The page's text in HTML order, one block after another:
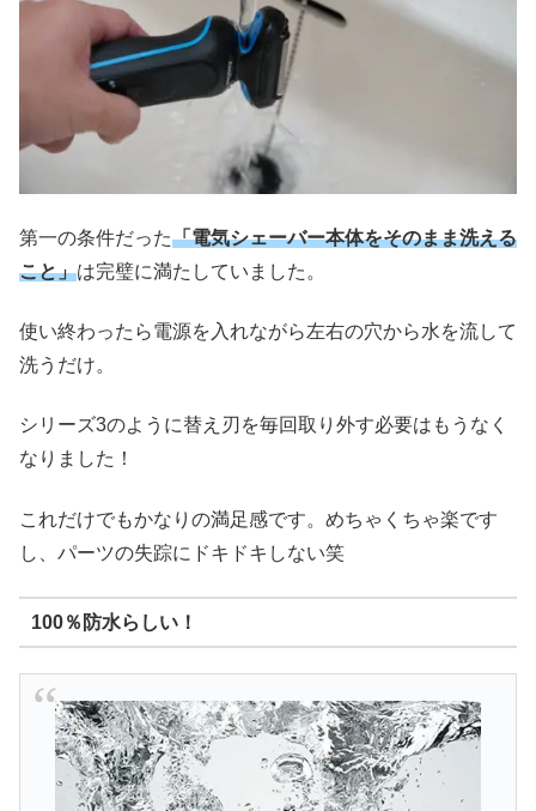
第一の条件だった「電気シェーバー本体をそのまま洗える
こと」は完璧に満たしていました。
使い終わったら電源を入れながら左右の穴から水を流して
洗うだけ。
シリーズ3のように替え刃を毎回取り外す必要はもうなく
なりました！
これだけでもかなりの満足感です。めちゃくちゃ楽です
し、パーツの失踪にドキドキしない笑
100％防水らしい！